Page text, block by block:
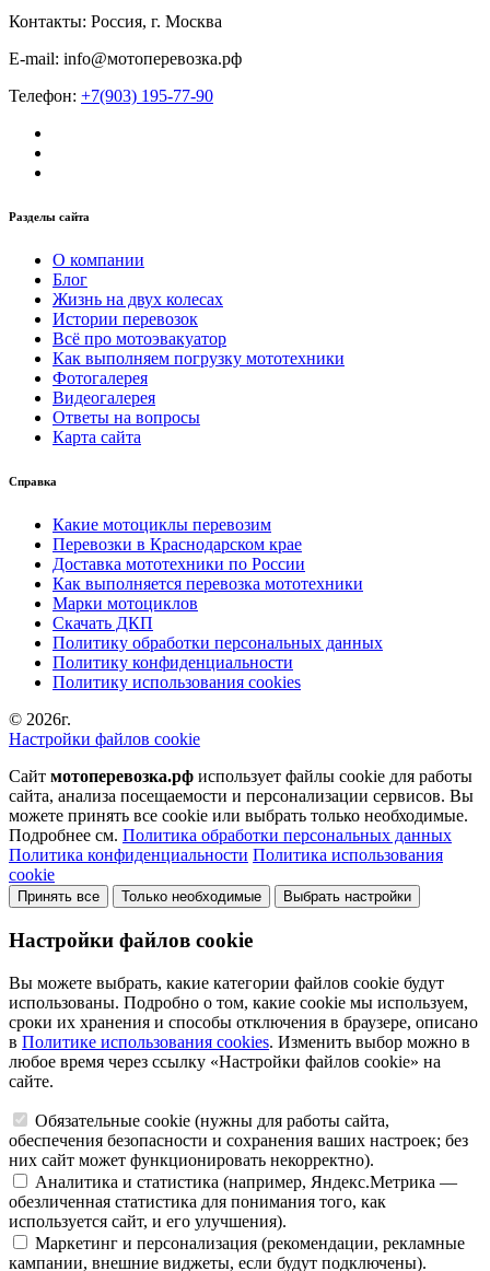
Контакты: Россия, г. Москва
E-mail: info@мотоперевозка.рф
Телефон: +7(903) 195-77-90
Разделы сайта
О компании
Блог
Жизнь на двух колесах
Истории перевозок
Всё про мотоэвакуатор
Как выполняем погрузку мототехники
Фотогалерея
Видеогалерея
Ответы на вопросы
Карта сайта
Справка
Какие мотоциклы перевозим
Перевозки в Краснодарском крае
Доставка мототехники по России
Как выполняется перевозка мототехники
Марки мотоциклов
Скачать ДКП
Политику обработки персональных данных
Политику конфиденциальности
Политику использования cookies
© 2026г.
Настройки файлов cookie
Сайт мотоперевозка.рф использует файлы cookie для работы
сайта, анализа посещаемости и персонализации сервисов. Вы
можете принять все cookie или выбрать только необходимые.
Подробнее см. Политика обработки персональных данных
Политика конфиденциальности Политика использования
cookie
Принять все Только необходимые Выбрать настройки
Настройки файлов cookie
Вы можете выбрать, какие категории файлов cookie будут
использованы. Подробно о том, какие cookie мы используем,
сроки их хранения и способы отключения в браузере, описано
в Политике использования cookies. Изменить выбор можно в
любое время через ссылку «Настройки файлов cookie» на
сайте.
Обязательные cookie (нужны для работы сайта,
обеспечения безопасности и сохранения ваших настроек; без
них сайт может функционировать некорректно).
Аналитика и статистика (например, Яндекс.Метрика —
обезличенная статистика для понимания того, как
используется сайт, и его улучшения).
Маркетинг и персонализация (рекомендации, рекламные
кампании, внешние виджеты, если будут подключены).